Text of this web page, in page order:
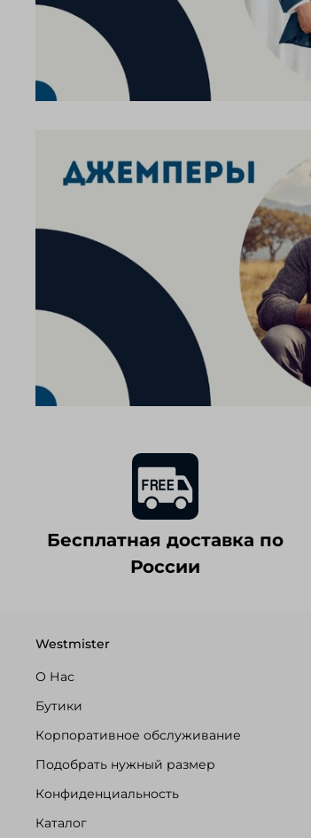
Бесплатная доставка по
России
Westmister
О Нас
Бутики
Корпоративное обслуживание
Подобрать нужный размер
Конфиденциальность
Каталог